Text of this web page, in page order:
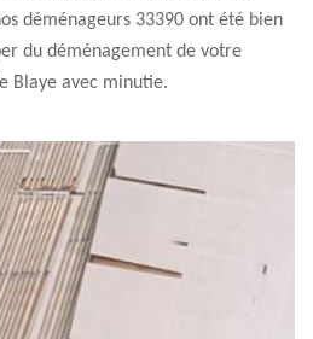
déménageurs 33390 ont été bien
du déménagement de votre
Blaye avec minutie.